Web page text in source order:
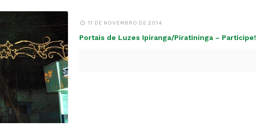
11 DE NOVEMBRO DE 2014
Portais de Luzes Ipiranga/Piratininga – Participe!